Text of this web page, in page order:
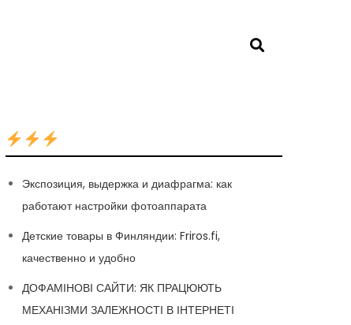
Экспозиция, выдержка и диафрагма: как
работают настройки фотоаппарата
Детские товары в Финляндии: Friros.fi,
качественно и удобно
ДОФАМІНОВІ САЙТИ: ЯК ПРАЦЮЮТЬ
МЕХАНІЗМИ ЗАЛЕЖНОСТІ В ІНТЕРНЕТІ